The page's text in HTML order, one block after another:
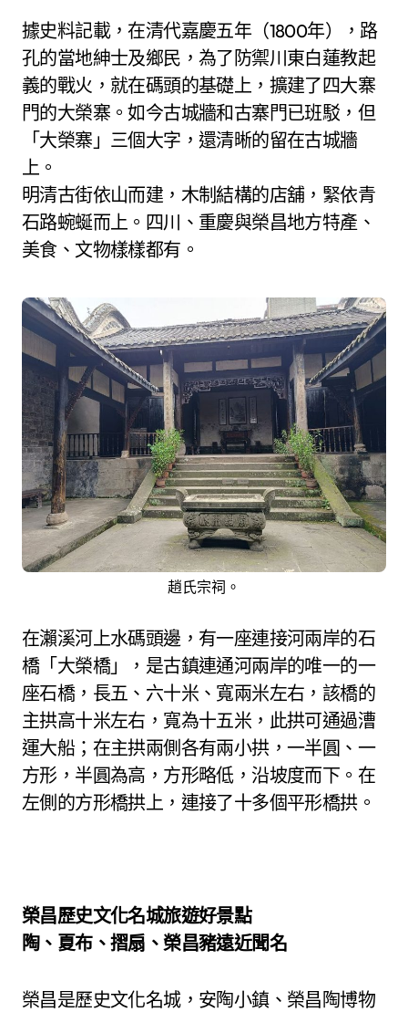
據史料記載，在清代嘉慶五年（1800年），路
孔的當地紳士及鄉民，為了防禦川東白蓮教起
義的戰火，就在碼頭的基礎上，擴建了四大寨
門的大榮寨。如今古城牆和古寨門已班駁，但
「大榮寨」三個大字，還清晰的留在古城牆
上。
明清古街依山而建，木制結構的店舖，緊依青
石路蜿蜒而上。四川、重慶與榮昌地方特產、
美食、文物樣樣都有。
趙氏宗祠。
在瀨溪河上水碼頭邊，有一座連接河兩岸的石
橋「大榮橋」，是古鎮連通河兩岸的唯一的一
座石橋，長五、六十米、寬兩米左右，該橋的
主拱高十米左右，寬為十五米，此拱可通過漕
運大船；在主拱兩側各有兩小拱，一半圓、一
方形，半圓為高，方形略低，沿坡度而下。在
左側的方形橋拱上，連接了十多個平形橋拱。
榮昌歷史文化名城旅遊好景點
陶、夏布、摺扇、榮昌豬遠近聞名
榮昌是歷史文化名城，安陶小鎮、榮昌陶博物